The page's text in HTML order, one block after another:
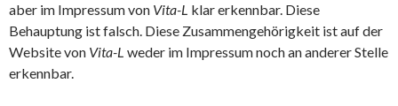
aber im Impressum von Vita-L klar erkennbar. Diese
Behauptung ist falsch. Diese Zusammengehörigkeit ist auf der
Website von Vita-L weder im Impressum noch an anderer Stelle
erkennbar.